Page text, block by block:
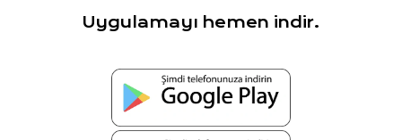
Uygulamayı hemen indir.